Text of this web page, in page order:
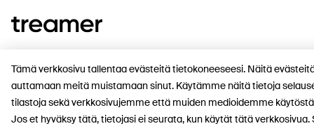
Tämä verkkosivu tallentaa evästeitä tietokoneeseesi. Näitä
auttamaan meitä muistamaan sinut. Käytämme näitä tietoja
tilastoja sekä verkkosivujemme että muiden medioidemme
Jos et hyväksy tätä, tietojasi ei seurata, kun käytät tätä